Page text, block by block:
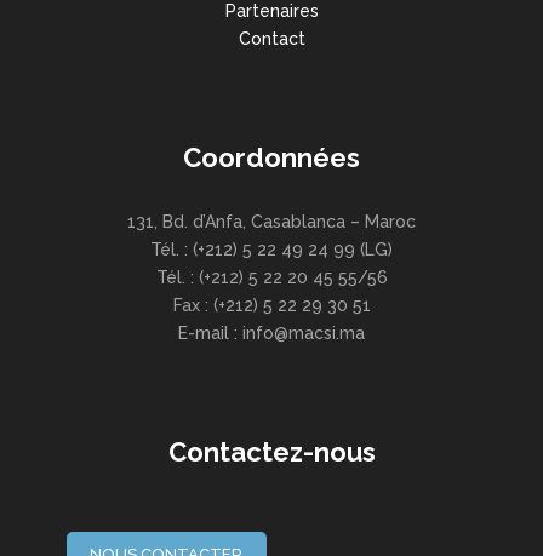
Partenaires
Contact
Coordonnées
131, Bd. d’Anfa, Casablanca – Maroc
Tél. : (+212) 5 22 49 24 99 (LG)
Tél. : (+212) 5 22 20 45 55/56
Fax : (+212) 5 22 29 30 51
E-mail : info@macsi.ma
Contactez-nous